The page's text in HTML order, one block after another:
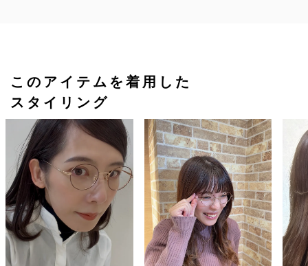
このアイテムを着用した
スタイリング